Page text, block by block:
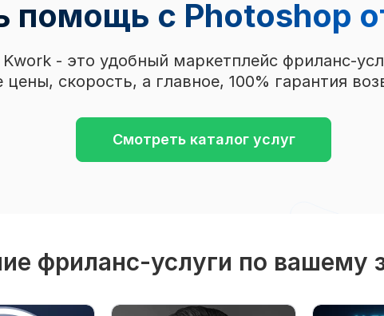
помощь с Photoshop
Kwork - это удобный маркетплейс фриланс-
скорость, а главное, 100% гарантия
Смотреть каталог услуг
фриланс-услуги по вашему